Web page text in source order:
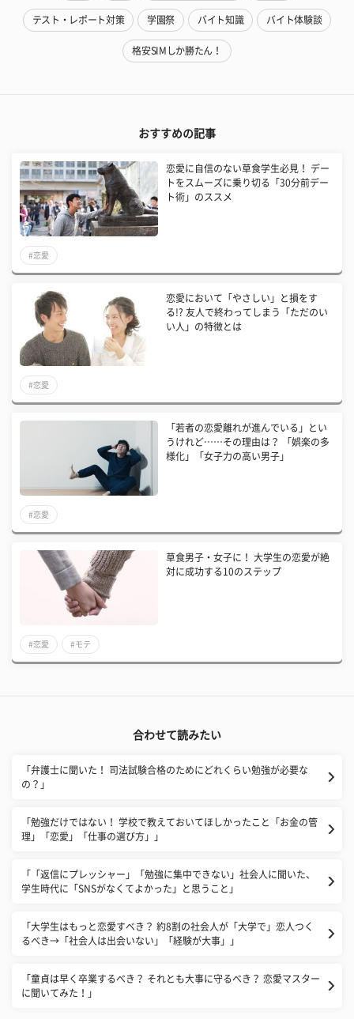
テスト・レポート対策 学園祭 バイト知識 バイト体験談
格安SIMしか勝たん！
おすすめの記事
恋愛に自信のない草食学生必見！ デー
トをスムーズに乗り切る「30分前デー
ト術」のススメ
#恋愛
恋愛において「やさしい」と損をす
る!? 友人で終わってしまう「ただのい
い人」の特徴とは
#恋愛
「若者の恋愛離れが進んでいる」とい
うけれど……その理由は？ 「娯楽の多
様化」「女子力の高い男子」
#恋愛
草食男子・女子に！ 大学生の恋愛が絶
対に成功する10のステップ
#恋愛 #モテ
合わせて読みたい
「弁護士に聞いた！ 司法試験合格のためにどれくらい勉強が必要な
の？」
「勉強だけではない！ 学校で教えておいてほしかったこと「お金の管
理」「恋愛」「仕事の選び方」」
「「返信にプレッシャー」「勉強に集中できない」社会人に聞いた、
学生時代に「SNSがなくてよかった」と思うこと」
「大学生はもっと恋愛すべき？ 約8割の社会人が「大学で」恋人つく
るべき→「社会人は出会いない」「経験が大事」」
「童貞は早く卒業するべき？ それとも大事に守るべき？ 恋愛マスター
に聞いてみた！」